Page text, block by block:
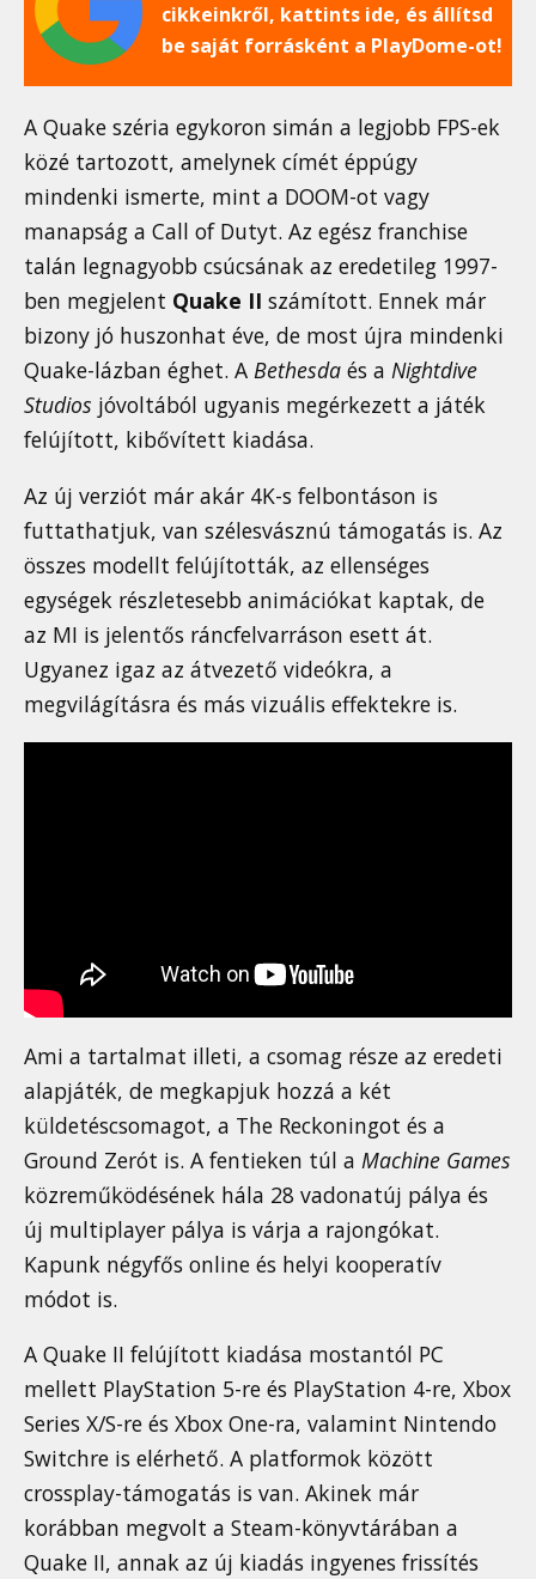
cikkeinkről, kattints ide, és állítsd
be saját forrásként a PlayDome-ot!
A Quake széria egykoron simán a legjobb FPS-ek
közé tartozott, amelynek címét éppúgy
mindenki ismerte, mint a DOOM-ot vagy
manapság a Call of Dutyt. Az egész franchise
talán legnagyobb csúcsának az eredetileg 1997-
ben megjelent Quake II számított. Ennek már
bizony jó huszonhat éve, de most újra mindenki
Quake-lázban éghet. A Bethesda és a Nightdive
Studios jóvoltából ugyanis megérkezett a játék
felújított, kibővített kiadása.
Az új verziót már akár 4K-s felbontáson is
futtathatjuk, van szélesvásznú támogatás is. Az
összes modellt felújították, az ellenséges
egységek részletesebb animációkat kaptak, de
az MI is jelentős ráncfelvarráson esett át.
Ugyanez igaz az átvezető videókra, a
megvilágításra és más vizuális effektekre is.
Ami a tartalmat illeti, a csomag része az eredeti
alapjáték, de megkapjuk hozzá a két
küldetéscsomagot, a The Reckoningot és a
Ground Zerót is. A fentieken túl a Machine Games
közreműködésének hála 28 vadonatúj pálya és
új multiplayer pálya is várja a rajongókat.
Kapunk négyfős online és helyi kooperatív
módot is.
A Quake II felújított kiadása mostantól PC
mellett PlayStation 5-re és PlayStation 4-re, Xbox
Series X/S-re és Xbox One-ra, valamint Nintendo
Switchre is elérhető. A platformok között
crossplay-támogatás is van. Akinek már
korábban megvolt a Steam-könyvtárában a
Quake II, annak az új kiadás ingyenes frissítés